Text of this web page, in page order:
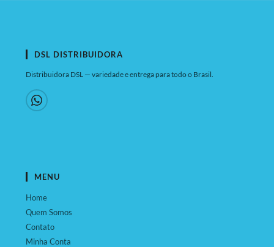
DSL DISTRIBUIDORA
Distribuidora DSL — variedade e entrega para todo o Brasil.
MENU
Home
Quem Somos
Contato
Minha Conta